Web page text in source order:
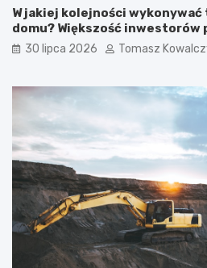
W jakiej kolejności
domu? Większość inwestorów
30 lipca 2026 Tomasz